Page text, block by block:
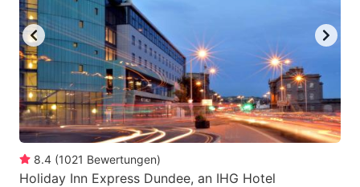
8.4 (1021 Bewertungen)
Holiday Inn Express Dundee, an IHG Hotel